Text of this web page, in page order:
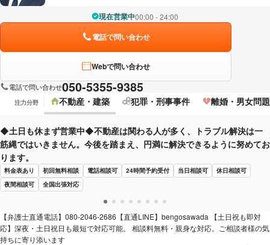
現在営業中00:00 - 24:00
電話で問い合わせ
Webで問い合わせ
電話で問い合わせ050-5355-9385
注力分野 不動産・建築 犯罪・刑事事件 離婚・男女問題
◆土日も休まず営業中◆不動産は関わる人が多く、トラブル解決は一
筋縄ではいきません。今後を踏まえ、円満に解決できるように努めてお
ります。
料金表あり 初回無料相談 電話相談可 24時間予約受付 当日相談可
休日相談可
夜間相談可
全国出張対応
【弁護士直通電話】080-2046-2686【直通LINE】bengosawada 【土日祝も即対
応】深夜・土日祝日も最短で対応可能。 相談料無料・親身な対応。ご相談者様の気
持ちに寄り添います